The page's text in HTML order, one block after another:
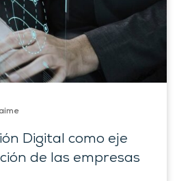
Digital como eje
de las empresas